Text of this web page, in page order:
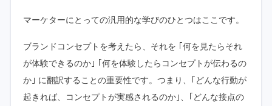
マーケターにとっての汎用的な学びのひとつはここです。
ブランドコンセプトを考えたら、それを ｢何を見たらそれ
が体験できるのか｣ ｢何を体験したらコンセプトが伝わるの
か｣ に翻訳することの重要性です。つまり、｢どんな行動が
起きれば、コンセプトが実感されるのか｣、｢どんな接点の